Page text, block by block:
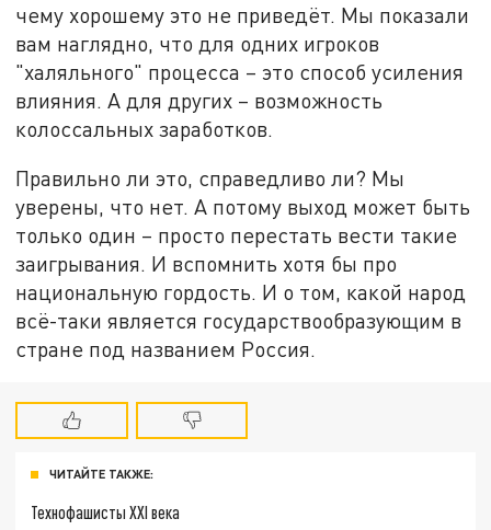
чему хорошему это не приведёт. Мы показали
вам наглядно, что для одних игроков
"халяльного" процесса – это способ усиления
влияния. А для других – возможность
колоссальных заработков.
Правильно ли это, справедливо ли? Мы
уверены, что нет. А потому выход может быть
только один – просто перестать вести такие
заигрывания. И вспомнить хотя бы про
национальную гордость. И о том, какой народ
всё-таки является государствообразующим в
стране под названием Россия.
ЧИТАЙТЕ ТАКЖЕ:
Технофашисты XXI века